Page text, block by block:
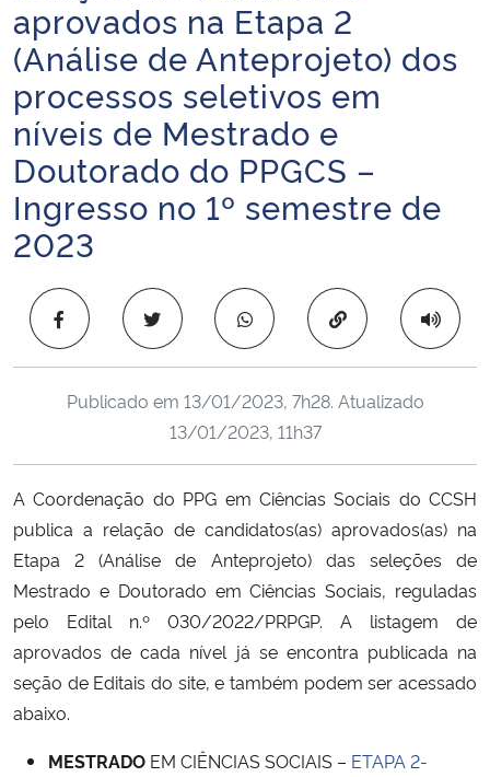
Ministério de Minas e Energia
Ministério da Ciência, Tecnologia, Inovações e Comunicações
Ministério do Meio Ambiente
Ministério do Turismo
Ministério do Desenvolvimento Regional
Controladoria-Geral da União
Ministério da Mulher, da Família e dos Direitos Humanos
Secretaria-Geral
Secretaria de Governo
Advocacia-Geral da União
Banco Central do Brasil
Planalto
aprovados na Etapa 2
(Análise de Anteprojeto) dos
processos seletivos em
níveis de Mestrado e
Doutorado do PPGCS –
Ingresso no 1º semestre de
2023
Copiar para área
Publicado em 13/01/2023, 7h28. Atualizado
13/01/2023, 11h37
A Coordenação do PPG em Ciências Sociais do CCSH
publica a relação de candidatos(as) aprovados(as) na
Etapa 2 (Análise de Anteprojeto) das seleções de
Mestrado e Doutorado em Ciências Sociais, reguladas
pelo Edital n.º 030/2022/PRPGP. A listagem de
aprovados de cada nível já se encontra publicada na
seção de Editais do site, e também podem ser acessado
abaixo.
MESTRADO EM CIÊNCIAS SOCIAIS – ETAPA 2-